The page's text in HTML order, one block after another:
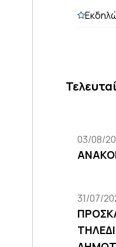
03/08/
31/07/